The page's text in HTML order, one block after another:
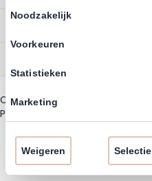
Noodzakelijk
Voorkeuren
Statistieken
Marketing
Weigeren
Overzicht
Contact
Account
Uitzonderingen acties
Annuleren
Bezorgen
Retourneren
Omruilen
Assortiment
Nieuwsbrief & Kortingscode
Account informatie
Copyright © 2003 - 2026 -
Privacy beleid